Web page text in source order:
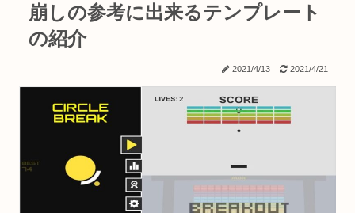
崩しの参考に出来るテンプレート
の紹介
2021/4/13 2021/4/21